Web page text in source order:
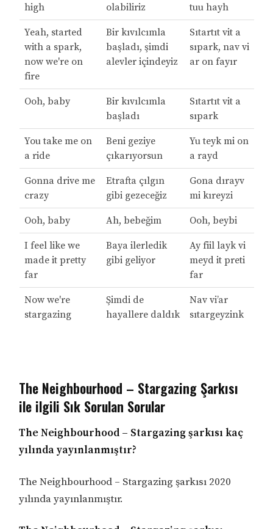
high
olabiliriz
tuu hayh
Yeah, started
with a spark,
now we're on
fire
Bir kıvılcımla
başladı, şimdi
alevler içindeyiz
Sıtartıt vit a
sıpark, nav vi
ar on fayır
Ooh, baby
Bir kıvılcımla
başladı
Sıtartıt vit a
sıpark
You take me on
a ride
Beni geziye
çıkarıyorsun
Yu teyk mi on
a rayd
Gonna drive me
crazy
Etrafta çılgın
gibi gezeceğiz
Gona dırayv
mi kıreyzi
Ooh, baby Ah, bebeğim Ooh, beybi
I feel like we
made it pretty
far
Baya ilerledik
gibi geliyor
Ay fiil layk vi
meyd it preti
far
Now we're
stargazing
Şimdi de
hayallere daldık
Nav vi’ar
sıtargeyzink
The Neighbourhood – Stargazing Şarkısı
ile ilgili Sık Sorulan Sorular
The Neighbourhood – Stargazing şarkısı kaç
yılında yayınlanmıştır?
The Neighbourhood – Stargazing şarkısı 2020
yılında yayınlanmıştır.